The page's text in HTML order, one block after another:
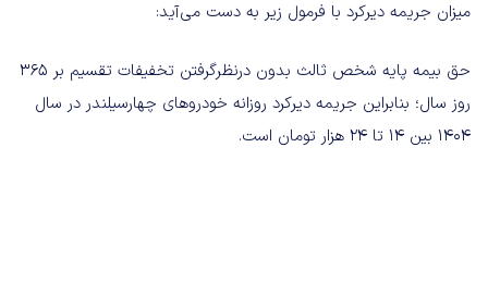
میزان جریمه دیرکرد با فرمول زیر به دست می‌آید:
حق بیمه پایه شخص ثالث بدون درنظرگرفتن تخفیفات تقسیم بر ۳۶۵
روز سال؛ بنابراین جریمه دیرکرد روزانه خودروهای چهارسیلندر در سال
۱۴۰۴ بین ۱۴ تا ۲۴ هزار تومان است.